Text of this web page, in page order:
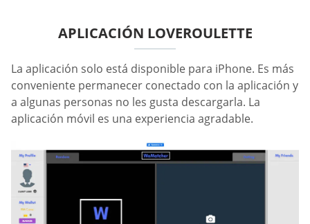
APLICACIÓN LOVEROULETTE
La aplicación solo está disponible para iPhone. Es más
conveniente permanecer conectado con la aplicación y
a algunas personas no les gusta descargarla. La
aplicación móvil es una experiencia agradable.